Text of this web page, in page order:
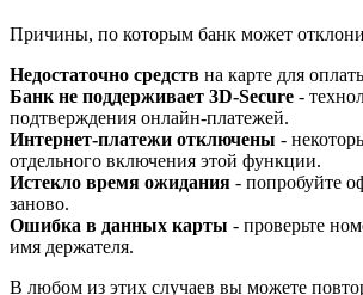
Причины, по которым банк может
Недостаточно средств на карте для
Банк не поддерживает 3D-Secure -
подтверждения онлайн-платежей.
Интернет-платежи отключены -
отдельного включения этой функции.
Истекло время ожидания - попробуйте
заново.
Ошибка в данных карты - проверьте
имя держателя.
В любом из этих случаев вы можете